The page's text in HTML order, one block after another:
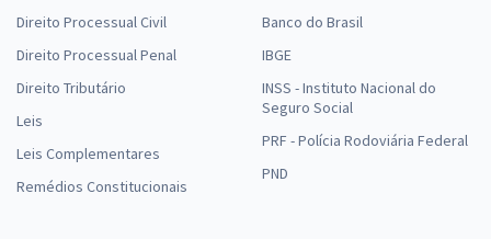
Direito Processual Civil
Direito Processual Penal
Direito Tributário
Leis
Leis Complementares
Remédios Constitucionais
Banco do Brasil
IBGE
INSS - Instituto Nacional do
Seguro Social
PRF - Polícia Rodoviária Federal
PND